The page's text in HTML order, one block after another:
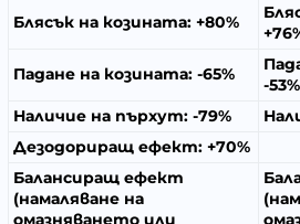
Блясък на козината: +80%
Падане на козината: -65%
-53%
Наличие на пърхут: -79%
Дезодориращ ефект: +70%
Балансиращ ефект
(намаляване на
омазняването или